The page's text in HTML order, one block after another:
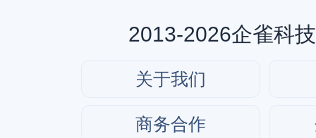
2013-2026企雀科
关于我们
商务合作